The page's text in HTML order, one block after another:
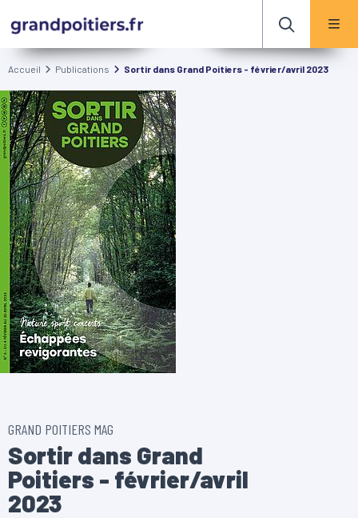
Accueil Publications Sortir dans Grand Poitiers - février/avril 2023
GRAND POITIERS MAG
Sortir dans Grand
Poitiers - février/avril
2023